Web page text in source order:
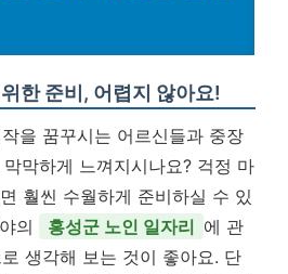
한 준비, 어렵지 않아요!
을 꿈꾸시는 어르신들과 중장
막하게 느껴지시나요? 걱정 마
훨씬 수월하게 준비하실 수 있
의
홍성군 노인 일자리 에 관
생각해 보는 것이 좋아요. 단